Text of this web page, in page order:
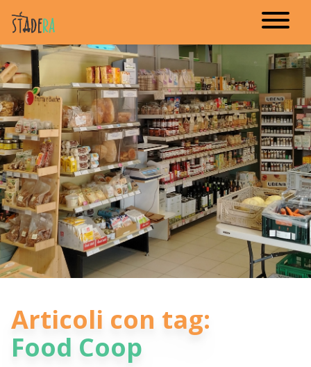
Articoli con tag:
Food Coop